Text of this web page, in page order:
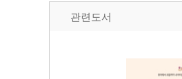
관련도서